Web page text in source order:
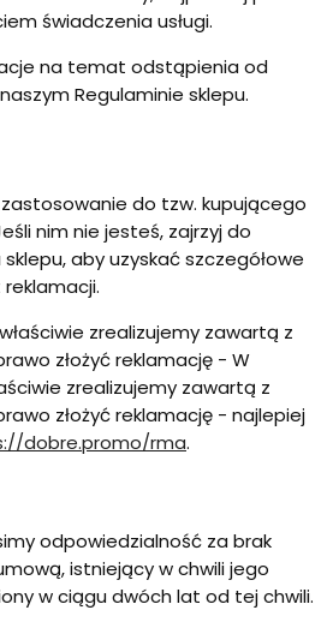
świadczenia usługi.
na temat odstąpienia od
Regulaminie sklepu.
do tzw. kupującego
nim nie jesteś, zajrzyj do
aby uzyskać szczegółowe
zrealizujemy zawartą z
złożyć reklamację - W
zrealizujemy zawartą z
złożyć reklamację - najlepiej
dobre.promo/rma.
odpowiedzialność za brak
istniejący w chwili jego
w ciągu dwóch lat od tej chwili.